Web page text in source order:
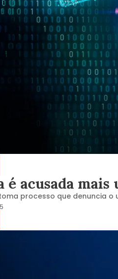
é acusada
processo que denuncia